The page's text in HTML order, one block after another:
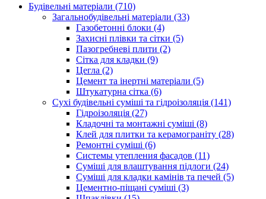
Будівельні матеріали (710)
Загальнобудівельні матеріали (33)
Газобетонні блоки (4)
Захисні плівки та сітки (5)
Пазогребневі плити (2)
Сітка для кладки (9)
Цегла (2)
Цемент та інертні матеріали (5)
Штукатурна сітка (6)
Сухі будівельні суміші та гідроізоляція (141)
Гідроізоляція (27)
Кладочні та монтажні суміші (8)
Клей для плитки та керамограніту (28)
Ремонтні суміші (6)
Системы утепления фасадов (11)
Суміші для влаштування підлоги (24)
Суміші для кладки камінів та печей (5)
Цементно-піщані суміші (3)